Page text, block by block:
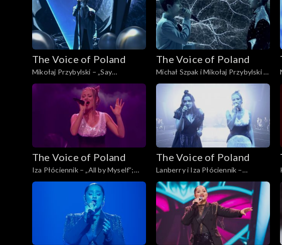
The Voice of Poland
Mikołaj Przybylski – „Say
Something”; „The Voice of Poland”,
Finał, 30 listopada 2024
The Voice of Poland
Michał Szpak i Mikołaj Przybylski –
„Sorry Seems to Be the Hardest
Word”; „The Voice of Poland”,
Finał, 30 listopada 2024
The Voice of Poland
Iza Płóciennik – „All by Myself”;
„The Voice of Poland”, Finał, 30
The Voice of Poland
Lanberry i Iza Płóciennik –
„Creep”; „The Voice of Poland”,
Finał, 30 listopada 2024